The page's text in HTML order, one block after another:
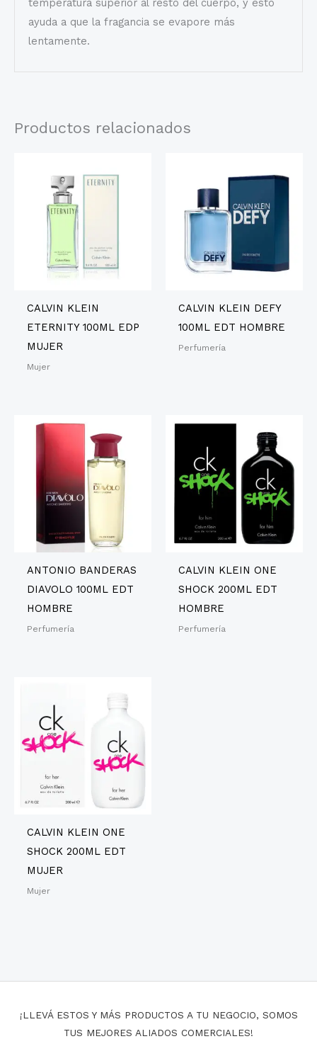
temperatura superior al resto del cuerpo, y esto
ayuda a que la fragancia se evapore más
lentamente.
Productos relacionados
CALVIN KLEIN
ETERNITY 100ML EDP
MUJER
Mujer
CALVIN KLEIN DEFY
100ML EDT HOMBRE
Perfumería
ANTONIO BANDERAS
DIAVOLO 100ML EDT
HOMBRE
Perfumería
CALVIN KLEIN ONE
SHOCK 200ML EDT
HOMBRE
Perfumería
CALVIN KLEIN ONE
SHOCK 200ML EDT
MUJER
Mujer
¡LLEVÁ ESTOS Y MÁS PRODUCTOS A TU NEGOCIO, SOMOS
TUS MEJORES ALIADOS COMERCIALES!